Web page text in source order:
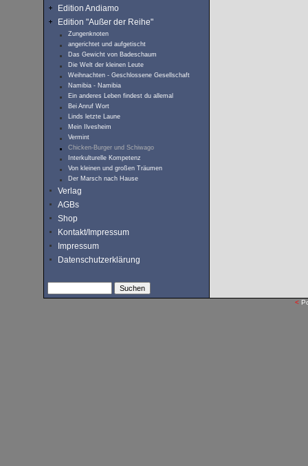
Edition Andiamo
Edition "Außer der Reihe"
Zungenknoten
angerichtet und aufgetischt
Das Gewicht von Badeschaum
Die Welt der kleinen Leute
Weihnachten - Geschlossene Gesellschaft
Namibia - Namibia
Ein anderes Leben findest du allemal
Bei Anruf Wort
Linds letzte Laune
Mein Ilvesheim
Vermint
Chicken-Burger und Schiwago
Interkulturelle Kompetenz
Von kleinen und großen Träumen
Der Marsch nach Hause
Verlag
AGBs
Shop
Kontakt/Impressum
Impressum
Datenschutzerklärung
<